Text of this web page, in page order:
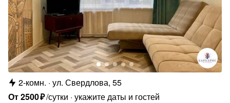
2-комн. ул. Свердлова, 55
От2500₽/сутки укажите даты и гостей